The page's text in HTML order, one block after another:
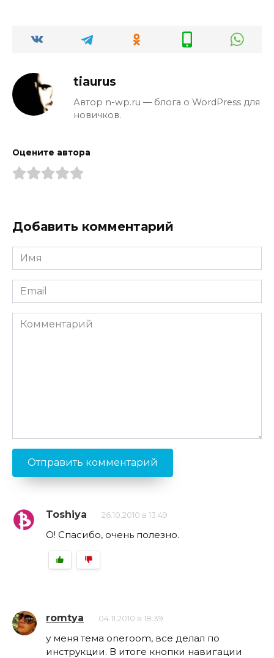
tiaurus
Автор n-wp.ru — блога о WordPress для
новичков.
Оцените автора
Добавить комментарий
Имя
*
Email
*
Комментарий
Toshiya 26.10.2010 в 13:49
О! Спасибо, очень полезно.
romtya 04.11.2010 в 18:39
у меня тема oneroom, все делал по
инструкции. В итоге кнопки навигации